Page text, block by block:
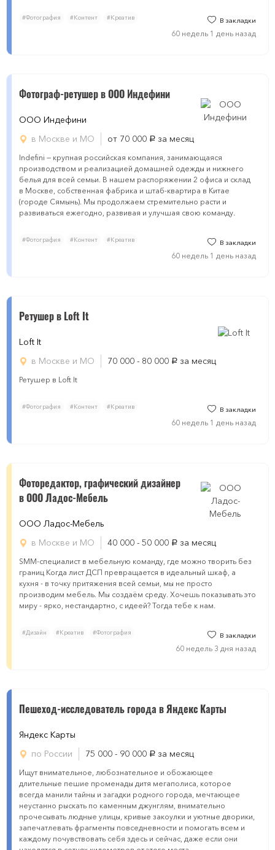
#Фотография #Контент #Креатив В закладки
60 недель 1 день назад
Фотограф-ретушер в ООО Индефини
ООО Индефини
в Москве и МО
от 70 000 руб. за месяц
Indefini — крупная российская компания, занимающаяся
производством и реализацией домашней одежды и нижнего
белья для всей семьи. В нашем распоряжении 2 офиса и склад
в Москве, собственная фабрика и штаб-квартира в Китае
(городе Сямынь). Мы продолжаем стремительно расти и
развиваться ежегодно, развивая и улучшая свою команду.
#Фотография #Контент #Креатив В закладки
60 недель 1 день назад
Ретушер в Loft It
Loft It
в Москве и МО
70 000 - 80 000 руб. за месяц
Ретушер в Loft It
#Фотография #Контент #Креатив В закладки
60 недель 1 день назад
Фоторедактор, графический дизайнер
в ООО Ладос-Мебель
ООО Ладос-Мебель
в Москве и МО
40 000 - 50 000 руб. за месяц
SMM-специалист в мебельную команду, где можно творить без
границ Когда лист ДСП превращается в идеальный шкаф, а
кухня - в точку притяжения всей семьи, мы не просто
производим мебель. Мы создаём среду. Хочешь показывать это
миру - ярко, нестандартно, с идеей? Тогда тебе к нам.
#Дизайн #Креатив #Фотография В закладки
60 недель 3 дня назад
Пешеход-исследователь города в Яндекс Карты
Яндекс Карты
по России
75 000 - 90 000 руб. за месяц
Ищут внимательное, любознательное и обожающее
длительные пешие променады дитя мегаполиса, которое
всегда манили тайны и загадки родного города, мечтающее
неустанно рыскать по каменным джунглям, внимательно
прочесывать людные улицы, кривые закоулки и уютные дворики,
запечатлевать фрагменты повседневности и помогать всем и
каждому почувствовать себя здесь и сейчас, даже если они